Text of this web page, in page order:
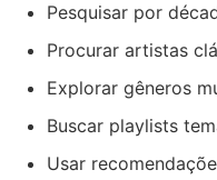
Pesquisar por
Procurar artistas
Explorar gêneros
Buscar playlists
Usar